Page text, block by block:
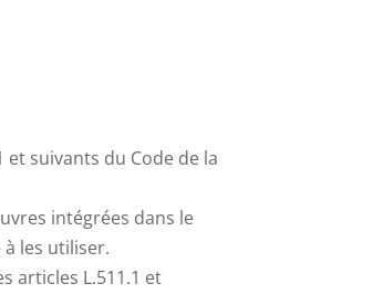
et suivants du Code de la
intégrées dans le
les utiliser.
articles L.511.1 et